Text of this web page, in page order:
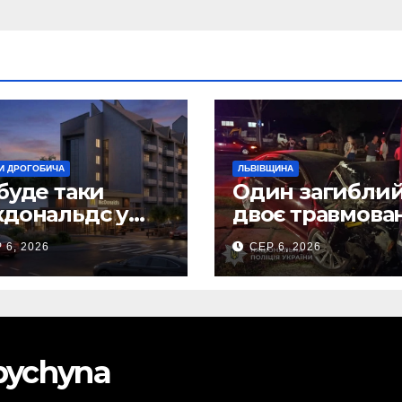
ДРОГОБИЧА
таки
у
(Фото)
6, 2026
ЛЬВІВЩИНА
Один
двоє
внаслідок ДТП
Самбірщині
СЕР 6, 2026